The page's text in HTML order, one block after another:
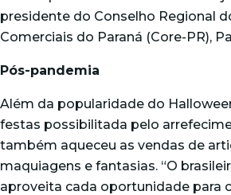
presidente do Conselho Regional
Comerciais do Paraná (Core-PR),
Pós-pandemia
Além da popularidade do
festas possibilitada pelo
também aqueceu as vendas de
maquiagens e fantasias. “O
aproveita cada oportunidade para